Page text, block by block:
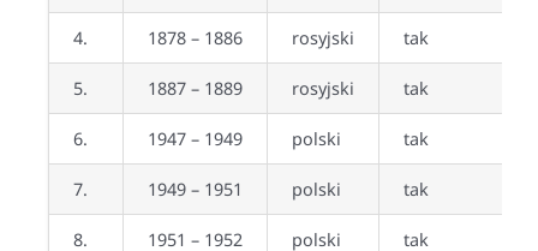
4. 1878 – 1886 rosyjski tak
5. 1887 – 1889 rosyjski tak
6. 1947 – 1949 polski tak
7. 1949 – 1951 polski tak
8. 1951 – 1952 polski tak